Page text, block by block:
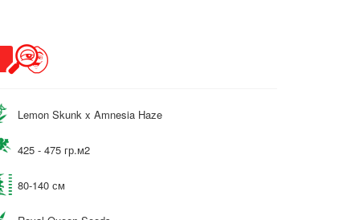
Lemon Skunk x Amnesia Haze
425 - 475 гр.м2
80-140 см